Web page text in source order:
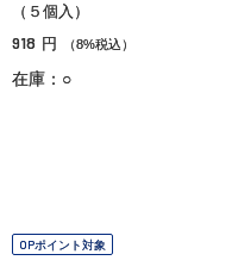
（５個入）
918 円 （8%税込）
在庫：○
OPポイント対象